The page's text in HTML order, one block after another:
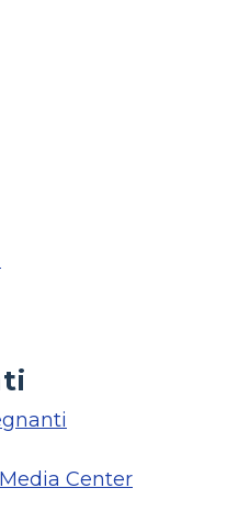
Center